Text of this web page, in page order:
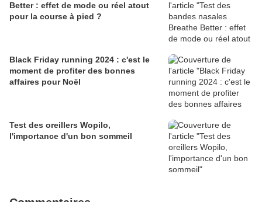
Better : effet de mode ou réel atout
pour la course à pied ?
Black Friday running 2024 : c'est le
moment de profiter des bonnes
affaires pour Noël
Test des oreillers Wopilo,
l'importance d'un bon sommeil